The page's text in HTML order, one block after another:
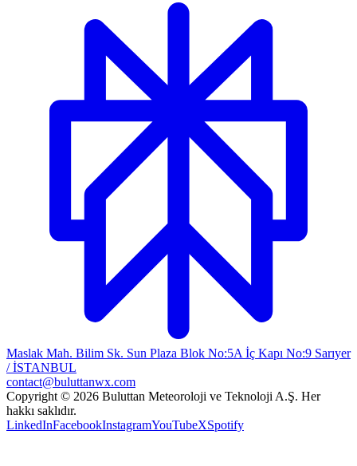
Maslak Mah. Bilim Sk. Sun Plaza Blok No:5A İç Kapı No:9 Sarıyer
/ İSTANBUL
contact@buluttanwx.com
Copyright © 2026 Buluttan Meteoroloji ve Teknoloji A.Ş. Her
hakkı saklıdır.
LinkedInFacebookInstagramYouTubeXSpotify